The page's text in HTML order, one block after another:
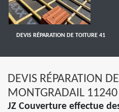
DEVIS RÉPARATION DE TOITURE 41
DEVIS RÉPARATION
MONTGRADAIL 11240
JZ Couverture effectue